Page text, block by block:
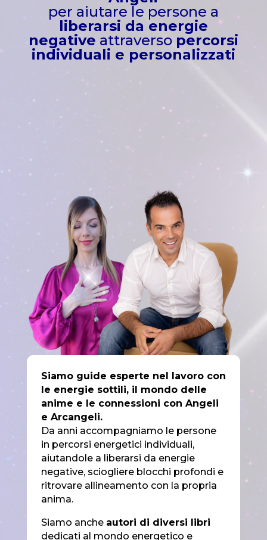
per aiutare le persone a
liberarsi da energie
negative attraverso percorsi
individuali e personalizzati
Siamo guide esperte nel lavoro con
le energie sottili, il mondo delle
anime e le connessioni con Angeli
e Arcangeli.
Da anni accompagniamo le persone
in percorsi energetici individuali,
aiutandole a liberarsi da energie
negative, sciogliere blocchi profondi e
ritrovare allineamento con la propria
anima.
Siamo anche autori di diversi libri
dedicati al mondo energetico e